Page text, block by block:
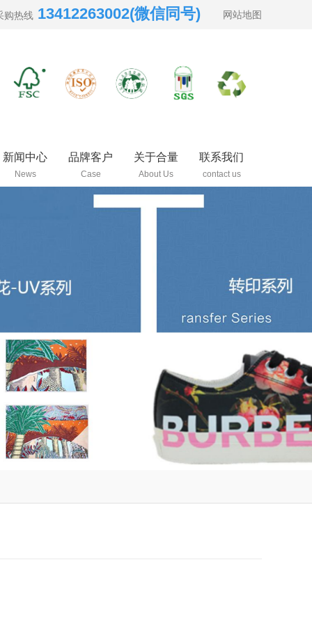
购热线 13412263002(微信同号) 网站地图
新闻中心
News
品牌客户
Case
关于合量
About Us
联系我们
contact us